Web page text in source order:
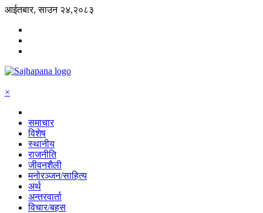
आईतबार, साउन २४,२०८३
×
समाचार
विशेष
स्थानीय
राजनीति
जीवनशैली
मनोरञ्जन/साहित्य
अर्थ
अन्तरवार्ता
विचार/बहस